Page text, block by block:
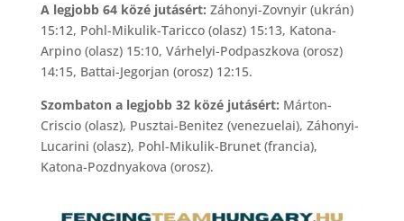
A legjobb 64 közé jutásért: Záhonyi-Zovnyir (ukrán)
15:12, Pohl-Mikulik-Taricco (olasz) 15:13, Katona-
Arpino (olasz) 15:10, Várhelyi-Podpaszkova (orosz)
14:15, Battai-Jegorjan (orosz) 12:15.
Szombaton a legjobb 32 közé jutásért: Márton-
Criscio (olasz), Pusztai-Benitez (venezuelai), Záhonyi-
Lucarini (olasz), Pohl-Mikulik-Brunet (francia),
Katona-Pozdnyakova (orosz).